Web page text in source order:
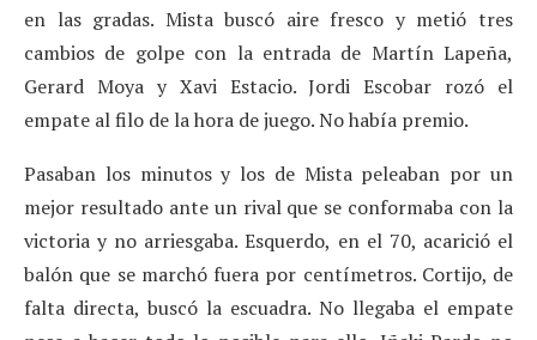
en las gradas. Mista buscó aire fresco y metió tres
cambios de golpe con la entrada de Martín Lapeña,
Gerard Moya y Xavi Estacio. Jordi Escobar rozó el
empate al filo de la hora de juego. No había premio.
Pasaban los minutos y los de Mista peleaban por un
mejor resultado ante un rival que se conformaba con la
victoria y no arriesgaba. Esquerdo, en el 70, acarició el
balón que se marchó fuera por centímetros. Cortijo, de
falta directa, buscó la escuadra. No llegaba el empate